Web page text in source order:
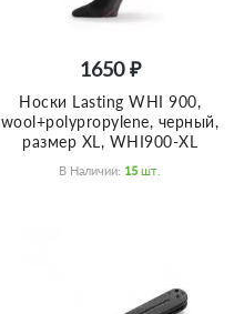
1650 ₽
Носки Lasting WHI 900,
wool+polypropylene, черный,
размер XL, WHI900-XL
В Наличии: 15 Шт.